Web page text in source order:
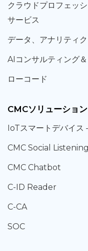
クラウドプロフェッ
サービス
データ、 アナリティク
AIコンサルティング＆
ローコード
CMCソリューション
IoTスマートデバイス
CMC Social Listening
CMC Chatbot
C-ID Reader
C-CA
SOC